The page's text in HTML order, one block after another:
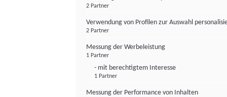
2 Partner
Verwendung von Profilen zur Auswahl
2 Partner
Messung der Werbeleistung
1 Partner
- mit berechtigtem Interesse
1 Partner
Messung der Performance von Inhalten